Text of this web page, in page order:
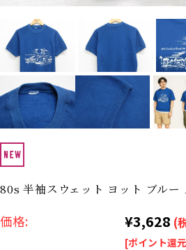
ラルフ ローレン
チャンピオン
カーハート
アディダス
ア行 カ行 サ
マ
80s 半袖スウェット ヨット ブル
価格: ¥3,628 (
[ポイント還